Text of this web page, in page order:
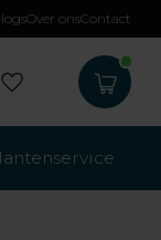
Gratis verzending
Over onsContact